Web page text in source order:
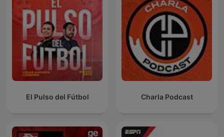
El Pulso del Fútbol Charla Podcast